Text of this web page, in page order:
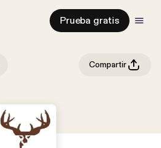
Prueba gratis
Compartir